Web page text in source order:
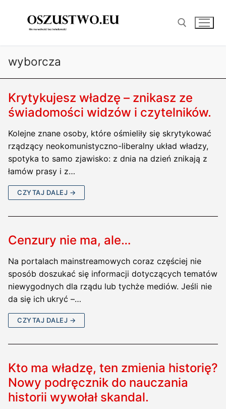
wyborcza
Krytykujesz władzę – znikasz ze
świadomości widzów i czytelników.
Kolejne znane osoby, które ośmieliły się skrytykować
rządzący neokomunistyczno-liberalny układ władzy,
spotyka to samo zjawisko: z dnia na dzień znikają z
łamów prasy i z…
CZYTAJ DALEJ →
Cenzury nie ma, ale…
Na portalach mainstreamowych coraz częściej nie
sposób doszukać się informacji dotyczących tematów
niewygodnych dla rządu lub tychże mediów. Jeśli nie
da się ich ukryć –…
CZYTAJ DALEJ →
Kto ma władzę, ten zmienia historię?
Nowy podręcznik do nauczania
historii wywołał skandal.